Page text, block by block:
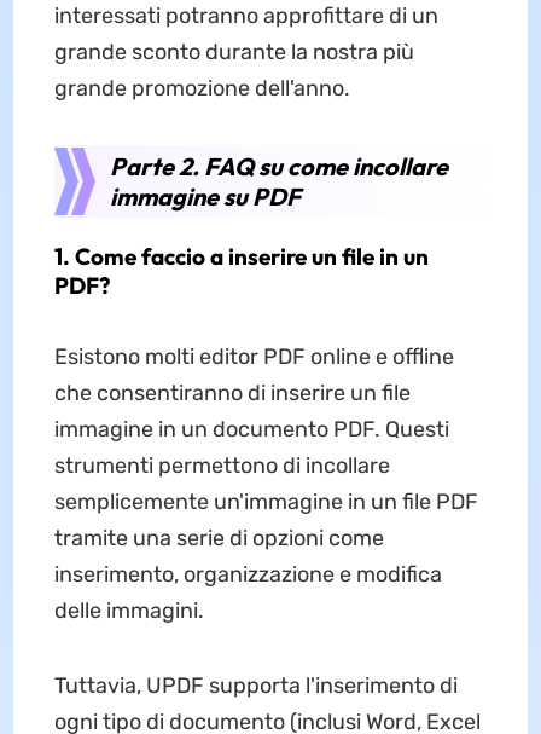
interessati potranno approfittare di un
grande sconto durante la nostra più
grande promozione dell'anno.
Parte 2. FAQ su come incollare
immagine su PDF
1. Come faccio a inserire un file in un
PDF?
Esistono molti editor PDF online e offline
che consentiranno di inserire un file
immagine in un documento PDF. Questi
strumenti permettono di incollare
semplicemente un'immagine in un file PDF
tramite una serie di opzioni come
inserimento, organizzazione e modifica
delle immagini.
Tuttavia, UPDF supporta l'inserimento di
ogni tipo di documento (inclusi Word, Excel